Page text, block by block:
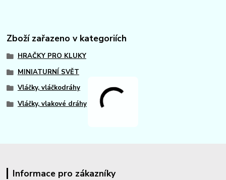
Zboží zařazeno v kategoriích
HRAČKY PRO KLUKY
MINIATURNÍ SVĚT
Vláčky, vláčkodráhy
Vláčky, vlakové dráhy
Informace pro zákazníky